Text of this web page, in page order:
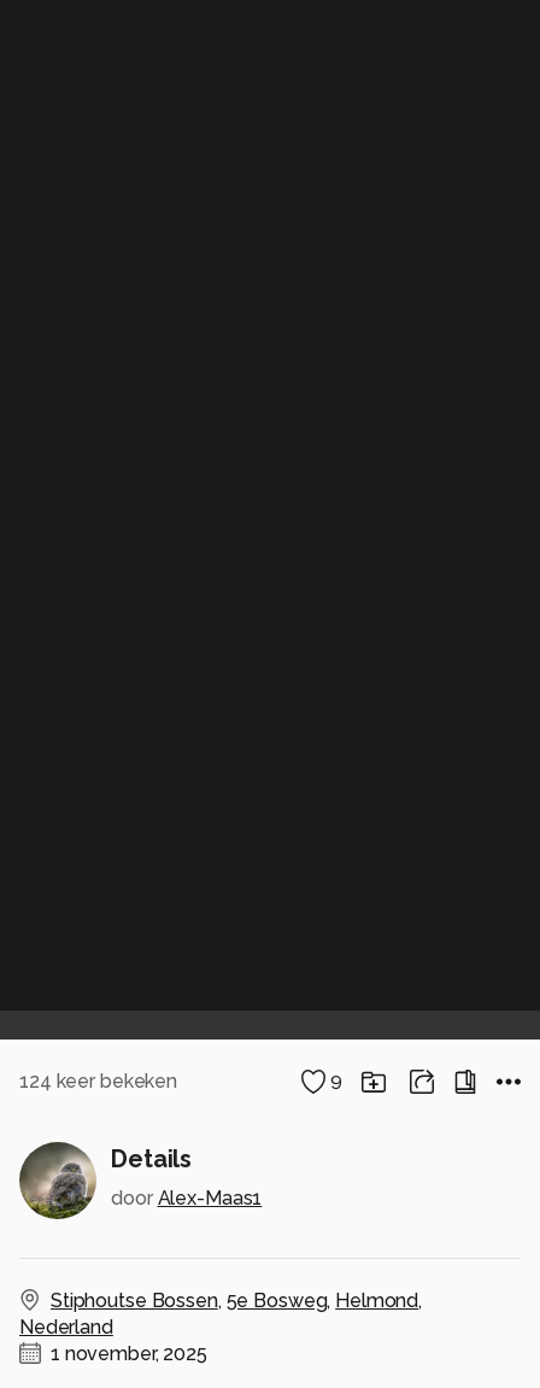
124 keer bekeken 9
Details
door Alex-Maas1
Stiphoutse Bossen, 5e Bosweg, Helmond,
Nederland
1 november, 2025